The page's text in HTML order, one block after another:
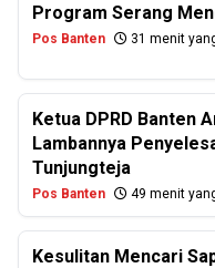
Program Serang
Pos Banten 31 menit
Ketua DPRD Banten
Lambannya
Tunjungteja
Pos Banten 49 menit
Kesulitan Mencari